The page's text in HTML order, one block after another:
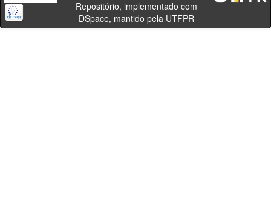
Repositório, implementado com
DSpace, mantido pela UTFPR